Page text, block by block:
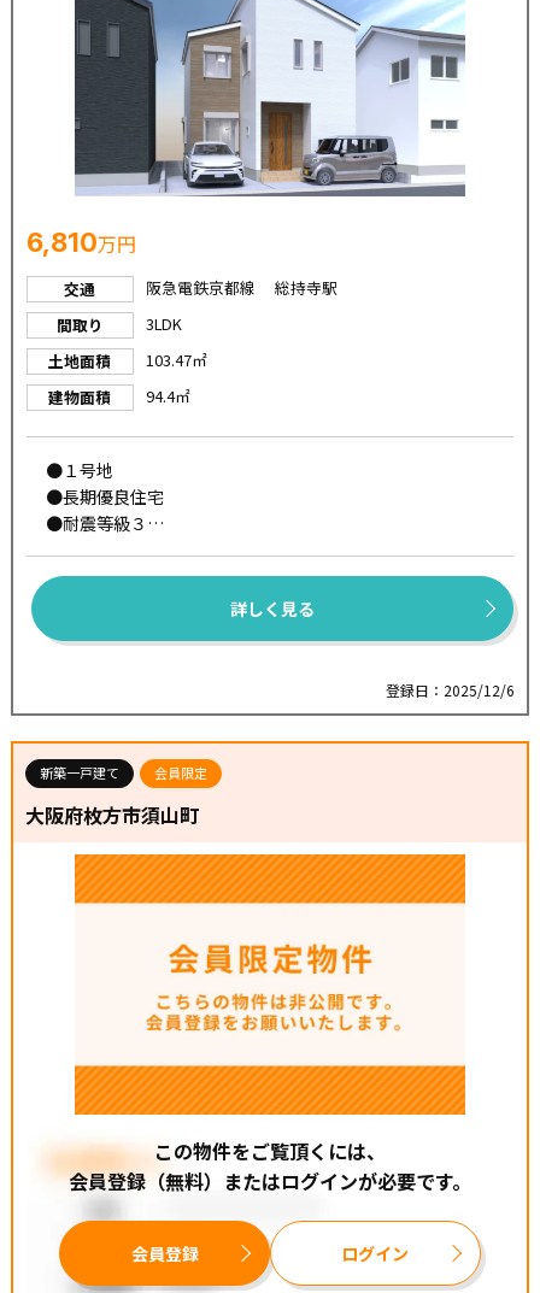
【周辺環境】
●サンディ 総持寺店・・・徒歩８分
●ローソン・・・徒歩６分
●キリン堂 茨木総持寺店・・・徒歩８分
●昭和台南公園・・・徒歩２分
●イオンタウン茨木太田・・・車１２分
【学校】
◆第四中学校・・・徒歩２１分
◆◇高槻市で不動産をお探しなら、【住まいセレクト高
槻】にお任せください◇◆
づくりをサポートします！
6,810万円
交通
阪急電鉄京都線 総持寺駅
間取り
3LDK
土地面積
103.47㎡
建物面積
94.4㎡
●１号地
●長期優良住宅
●耐震等級３
●ZEH水準
●一次エネルギー消費量等級６
●パワービルド工法
柱をあまり削らず強度の高い金具で固定し、面材を組み
合わせることで高い耐震性を実現する工法です。
また、強度が安定した部分の木材を使用するため、構造
全体の耐震性が向上します。
●【太陽光発電『スマイルーフ』】が標準仕様設置
※販売価格には土地代、建物本体、外交費用を含みます。
※販売価格の他に、別途建築確認費用60万円や各種手数料
が必要となります。
【最寄り駅】
●阪急京都線【総持寺駅】・・・徒歩８分
●JR京都線【JR総持寺駅】・・・徒歩１８分 (自転車６
【周辺環境】
●ローソン・・・徒歩６分
●キリン堂 茨木総持寺店・・・徒歩８分
●イオンタウン茨木太田・・・車１２分
詳しく見る
登録日：2025/12/6
新築一戸建て 会員限定
大阪府枚方市須山町
この物件をご覧頂くには、
会員登録（無料）またはログインが必要です。
会員登録 ログイン